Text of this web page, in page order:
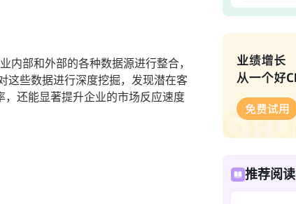
部和外部的各种数据源进行整合，
这些数据进行深度挖掘，发现潜在客
还能显著提升企业的市场反应速度
推荐阅读